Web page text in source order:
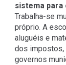
sistema
Trabalha-se
próprio. A
aluguéis e
dos impostos,
governos